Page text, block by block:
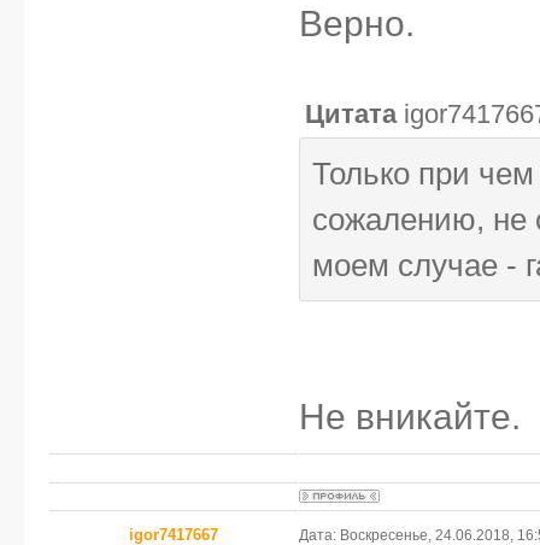
Верно.
Цитата
Только при чем
сожалению, не
моем случае -
Не вникайте.
igor7417667 Дата: Воскресенье, 24.06.2018,